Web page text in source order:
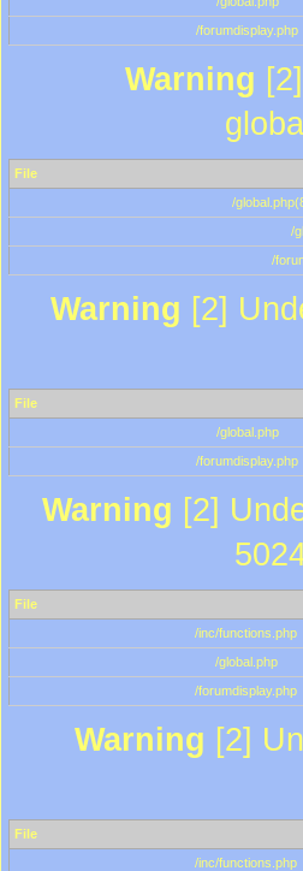
/forumdisplay.php
Warning
File
/
/
/
Warning [2]
File
/global.php
/forumdisplay.php
Warning [2]
File
/inc/functions.php
/global.php
/forumdisplay.php
Warning [2]
File
/inc/functions.php